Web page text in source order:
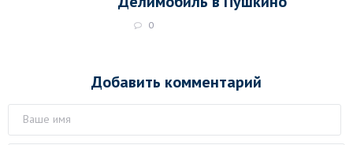
0
Добавить комментарий